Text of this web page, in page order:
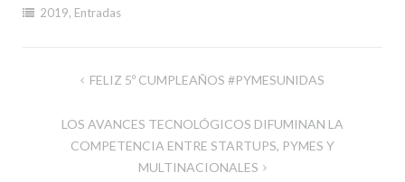
2019, Entradas
Navegación
entradas
FELIZ 5º CUMPLEAÑOS #PYMESUNIDAS
LOS AVANCES TECNOLÓGICOS DIFUMINAN LA
COMPETENCIA ENTRE STARTUPS, PYMES Y
MULTINACIONALES